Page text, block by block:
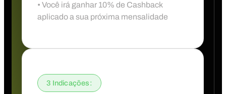
• Você irá ganhar 10% de Cashback
aplicado a sua próxima mensalidade
3 Indicações: